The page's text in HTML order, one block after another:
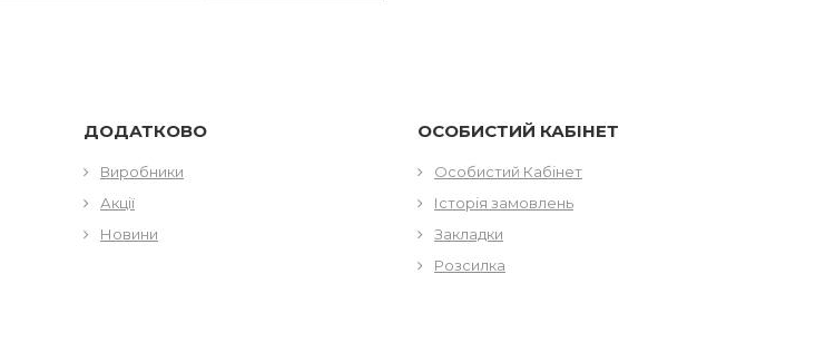
ДОДАТКОВО
Виробники
Акції
Новини
ОСОБИСТИЙ КАБІНЕТ
Особистий Кабінет
Історія замовлень
Закладки
Розсилка